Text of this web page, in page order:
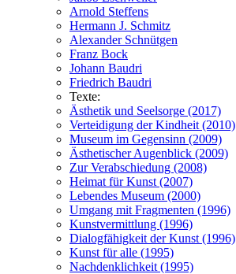
Arnold Steffens
Hermann J. Schmitz
Alexander Schnütgen
Franz Bock
Johann Baudri
Friedrich Baudri
Texte:
Ästhetik und Seelsorge (2017)
Verteidigung der Kindheit (2010)
Museum im Gegensinn (2009)
Ästhetischer Augenblick (2009)
Zur Verabschiedung (2008)
Heimat für Kunst (2007)
Lebendes Museum (2000)
Umgang mit Fragmenten (1996)
Kunstvermittlung (1996)
Dialogfähigkeit der Kunst (1996)
Kunst für alle (1995)
Nachdenklichkeit (1995)